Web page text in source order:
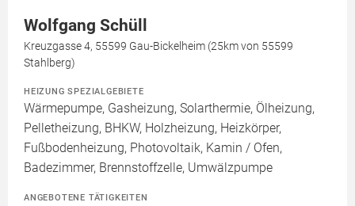
Wolfgang Schüll
Kreuzgasse 4, 55599 Gau-Bickelheim (25km von 55599
Stahlberg)
HEIZUNG SPEZIALGEBIETE
Wärmepumpe, Gasheizung, Solarthermie, Ölheizung,
Pelletheizung, BHKW, Holzheizung, Heizkörper,
Fußbodenheizung, Photovoltaik, Kamin / Ofen,
Badezimmer, Brennstoffzelle, Umwälzpumpe
ANGEBOTENE TÄTIGKEITEN